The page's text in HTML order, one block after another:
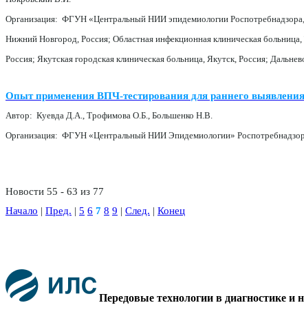
Организация: ФГУН «Центральный НИИ эпидемиологии
Нижний Новгород, Россия; Областная инфекционная клиническая
Россия; Якутская городская клиническая больница, Якутск, Россия;
Опыт применения ВПЧ-тестирования для раннего
Автор: Куевда Д.А., Трофимова О.Б., Большенко Н.В.
Организация: ФГУН «Центральный НИИ Эпидемиологии»
Новости 55 - 63 из 77
Начало | Пред. | 5 6 7 8 9 | След. | Конец
Передовые технологии в диагностике и